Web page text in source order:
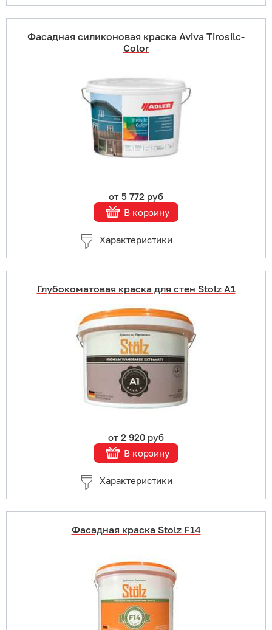
Фасадная силиконовая краска Aviva Tirosilc-
Color
от 5 772 руб
В корзину
Характеристики
Купить в 1 клик
В корзину
Подробнее
Глубокоматовая краска для стен Stolz A1
от 2 920 руб
В корзину
Характеристики
Купить в 1 клик
В корзину
Подробнее
Фасадная краска Stolz F14
В корзину
Подробнее